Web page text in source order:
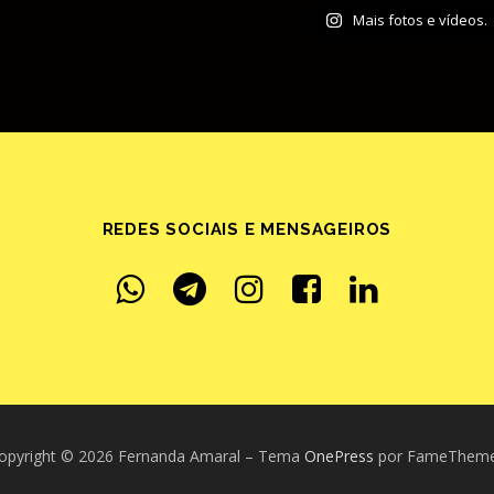
Mais fotos e vídeos.
REDES SOCIAIS E MENSAGEIROS
© 2026 Fernanda Amaral – Tema OnePress por